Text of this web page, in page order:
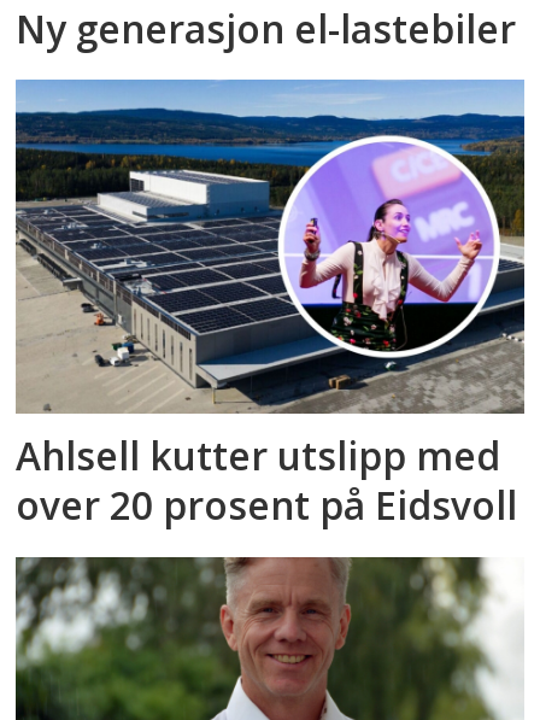
Ny generasjon el-lastebiler
Ahlsell kutter utslipp med
over 20 prosent på Eidsvoll